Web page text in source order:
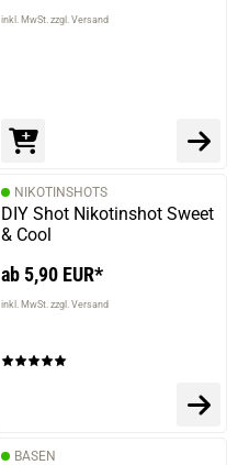
inkl. MwSt. zzgl. Versand
NIKOTINSHOTS
DIY Shot Nikotinshot Sweet
& Cool
ab 5,90 EUR*
inkl. MwSt. zzgl. Versand
BASEN